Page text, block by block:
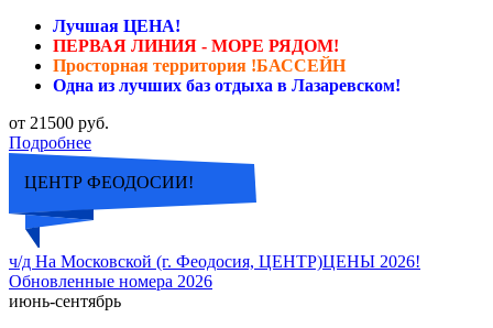
Лучшая ЦЕНА!
ПЕРВАЯ ЛИНИЯ - МОРЕ РЯДОМ!
Просторная территория !БАССЕЙН
Одна из лучших баз отдыха в Лазаревском!
от 21500 руб.
Подробнее
ЦЕНТР ФЕОДОСИИ!
ч/д На Московской (г. Феодосия, ЦЕНТР)ЦЕНЫ 2026!
Обновленные номера 2026
июнь-сентябрь